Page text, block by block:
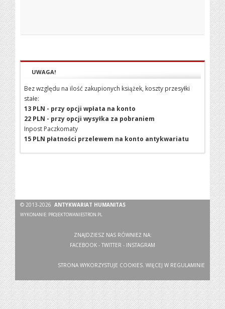
UWAGA!
Bez względu na ilość zakupionych książek, koszty przesyłki
stałe:
13 PLN - przy opcji wpłata na konto
22 PLN - przy opcji wysyłka za pobraniem
Inpost Paczkomaty
15 PLN płatności przelewem na konto antykwariatu
© 2013-2026ANTYKWARIAT HUMANITAS
WYKONANIE: PROJEKTOWANIESTRON.PL
ZNAJDZIESZ NAS RÓWNIEŻ NA:
FACEBOOK - TWITTER - INSTAGRAM
STRONA WYKORZYSTUJE COOKIES. WIĘCEJ W REGULAMINIE